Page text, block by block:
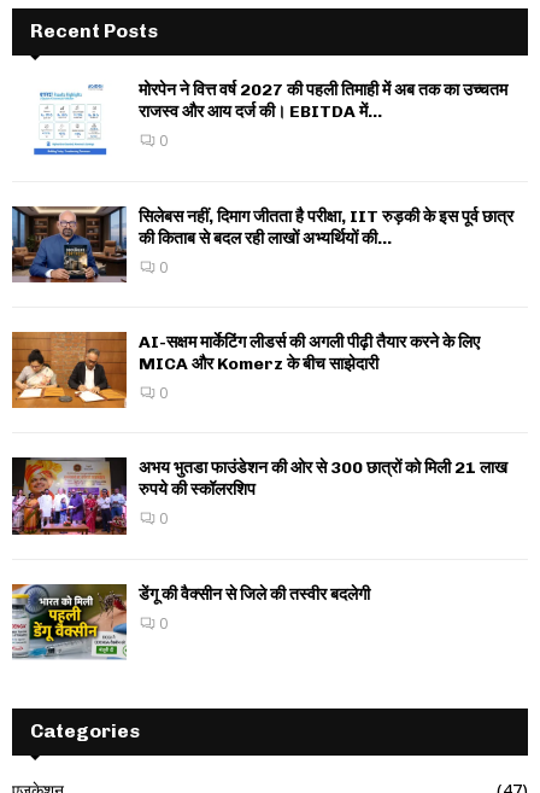
Recent Posts
मोरपेन ने वित्त वर्ष 2027 की पहली तिमाही में अब तक का उच्चतम
राजस्व और आय दर्ज की। EBITDA में...
0
सिलेबस नहीं, दिमाग जीतता है परीक्षा, IIT रुड़की के इस पूर्व छात्र
की किताब से बदल रही लाखों अभ्यर्थियों की...
0
AI-सक्षम मार्केटिंग लीडर्स की अगली पीढ़ी तैयार करने के लिए
MICA और Komerz के बीच साझेदारी
0
अभय भुतडा फाउंडेशन की ओर से 300 छात्रों को मिली 21 लाख
रुपये की स्कॉलरशिप
0
डेंगू की वैक्सीन से जिले की तस्वीर बदलेगी
0
Categories